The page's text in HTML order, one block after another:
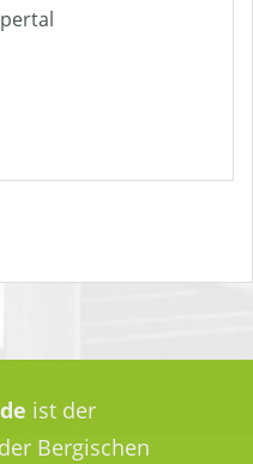
ist der
Bergischen